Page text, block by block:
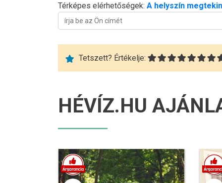
Térképes elérhetőségek: A helyszín
Tetszett? Értékelje:
HÉVÍZ.HU